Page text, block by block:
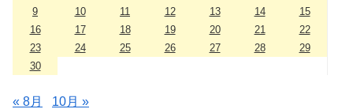
9
10 11 12 13 14
15
16
17 18 19 20 21
22
23
24 25 26 27 28
29
30
« 8月 10月 »